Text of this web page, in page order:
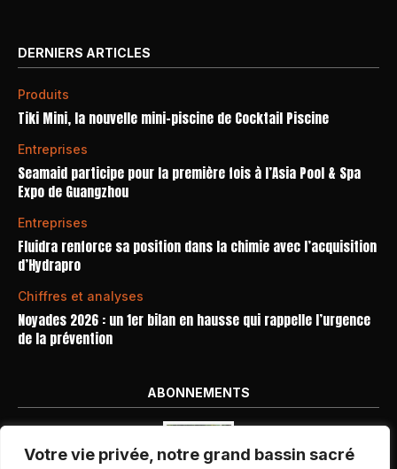
Votre vie privée, notre grand bassin sacré
DERNIERS ARTICLES
Produits
Tiki Mini, la nouvelle mini-piscine de Cocktail Piscine
Entreprises
Seamaid participe pour la première fois à l’Asia Pool & Spa
Expo de Guangzhou
Entreprises
Fluidra renforce sa position dans la chimie avec l’acquisition
d’Hydrapro
Chiffres et analyses
Noyades 2026 : un 1er bilan en hausse qui rappelle l’urgence
de la prévention
ABONNEMENTS